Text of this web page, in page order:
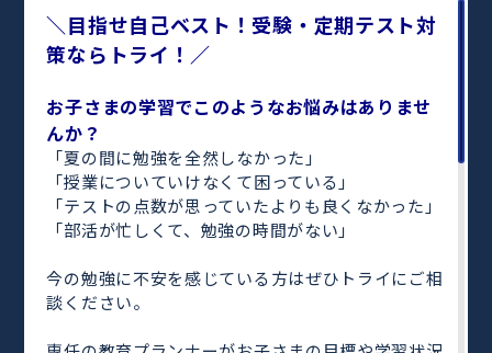
＼目指せ自己ベスト！受験・定期テスト対
策ならトライ！／
お子さまの学習でこのようなお悩みはありませ
んか？
「夏の間に勉強を全然しなかった」
「授業についていけなくて困っている」
「テストの点数が思っていたよりも良くなかった」
「部活が忙しくて、勉強の時間がない」
今の勉強に不安を感じている方はぜひトライにご相
談ください。